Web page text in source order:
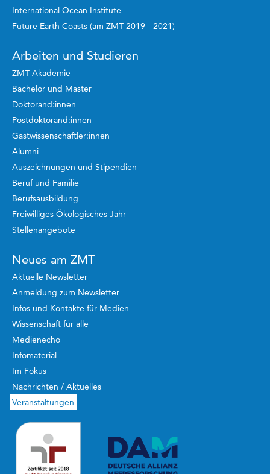
International Ocean Institute
Future Earth Coasts (am ZMT 2019 - 2021)
Arbeiten und Studieren
ZMT Akademie
Bachelor und Master
Doktorand:innen
Postdoktorand:innen
Gastwissenschaftler:innen
Alumni
Auszeichnungen und Stipendien
Beruf und Familie
Berufsausbildung
Freiwilliges Ökologisches Jahr
Stellenangebote
Neues am ZMT
Aktuelle Newsletter
Anmeldung zum Newsletter
Infos und Kontakte für Medien
Wissenschaft für alle
Medienecho
Infomaterial
Im Fokus
Nachrichten / Aktuelles
Veranstaltungen